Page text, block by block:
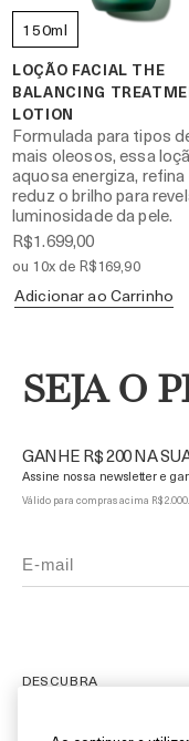
150ml
LOÇÃO FACIAL THE
BALANCING
LOTION
Formulada para tipos
mais oleosos, essa
aquosa energiza, refina
reduz o brilho para
luminosidade da pele.
R$1.699,00
ou 10x de R$169,90
Adicionar ao Carrinho
SEJA O
GANHE R$ 200 NA
Assine nossa newsletter e
Válido para compras acima R$ 2.000.
DESCUBRA